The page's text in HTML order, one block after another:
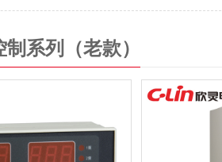
系列（老款）